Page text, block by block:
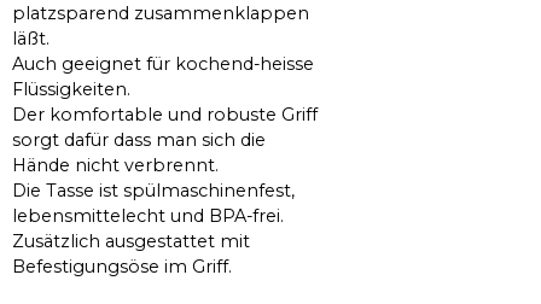
platzsparend zusammenklappen
läßt.
Auch geeignet für kochend-heisse
Flüssigkeiten.
Der komfortable und robuste Griff
sorgt dafür dass man sich die
Hände nicht verbrennt.
Die Tasse ist spülmaschinenfest,
lebensmittelecht und BPA-frei.
Zusätzlich ausgestattet mit
Befestigungsöse im Griff.